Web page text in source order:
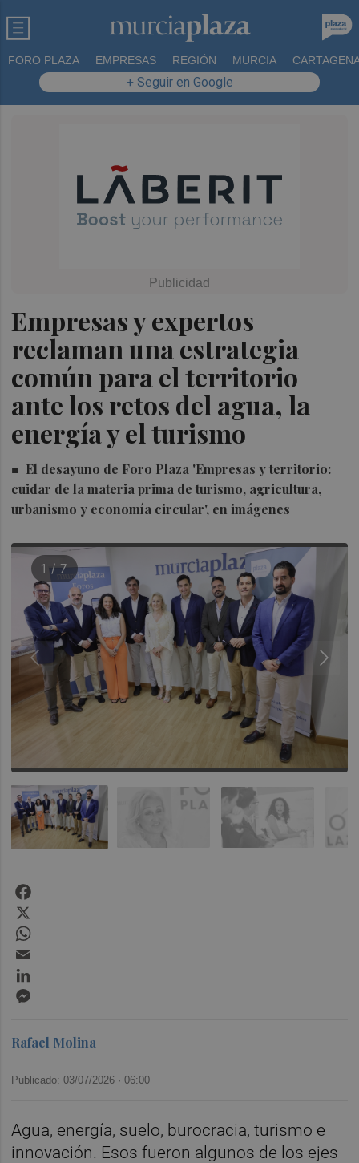
FORO PLAZA EMPRESAS REGIÓN MURCIA
+ Seguir en Google
Empresas y expertos
reclaman una estrategia
común para el territorio
ante los retos del agua, la
energía y el turismo
El desayuno de Foro Plaza 'Empresas y territorio:
cuidar de la materia prima de turismo, agricultura,
urbanismo y economía circular', en imágenes
1 / 7
Rafael Molina
Publicado: 03/07/2026 ·06:00
Agua, energía, suelo, burocracia, turismo e
innovación. Esos fueron algunos de los ejes